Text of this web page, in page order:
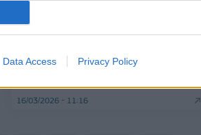
Data Access Privacy Policy
ΕΝΕΡΓΕΙΑ
κρίση: Η Ευρώπη πρέπει να σταθεί
στο ύψος των περιστάσεων
16/03/2026 - 11:16